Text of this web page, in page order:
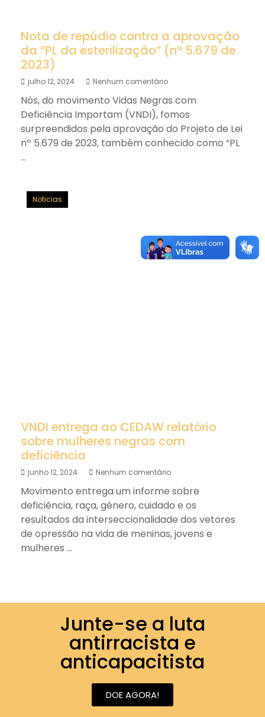
Nota de repúdio contra a aprovação
da “PL da esterilização” (nº 5.679 de
2023)
julho 12, 2024 Nenhum comentário
Nós, do movimento Vidas Negras com
Deficiência Importam (VNDI), fomos
surpreendidos pela aprovação do Projeto de Lei
nº 5.679 de 2023, também conhecido como “PL
...
Noticias
VNDI entrega ao CEDAW relatório
sobre mulheres negras com
deficiência
junho 12, 2024 Nenhum comentário
Movimento entrega um informe sobre
deficiência, raça, gênero, cuidado e os
resultados da interseccionalidade dos vetores
de opressão na vida de meninas, jovens e
mulheres ...
Junte-se a luta
antirracista e
anticapacitista
DOE AGORA!